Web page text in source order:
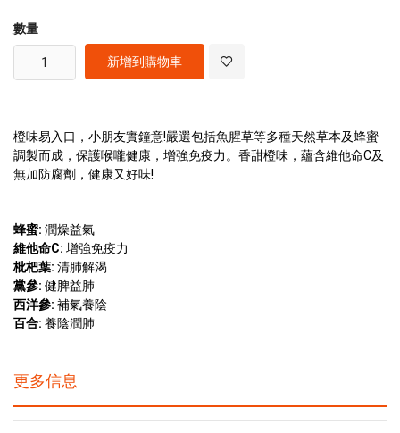
數量
新增到購物車
橙味易入口，小朋友實鐘意!嚴選包括魚腥草等多種天然草本及蜂蜜
調製而成，保護喉嚨健康，增強免疫力。香甜橙味，蘊含維他命C及
無加防腐劑，健康又好味!
蜂蜜: 潤燥益氣
維他命C: 增強免疫力
枇杷葉: 清肺解渴
黨參: 健脾益肺
西洋參: 補氣養陰
百合: 養陰潤肺
更多信息